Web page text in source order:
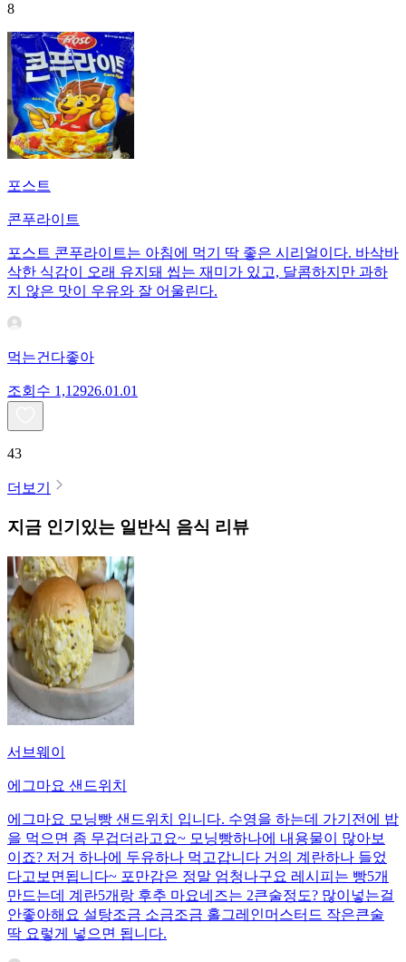
8
포스트
콘푸라이트
포스트 콘푸라이트는 아침에 먹기 딱 좋은 시리얼이다. 바삭바
삭한 식감이 오래 유지돼 씹는 재미가 있고, 달콤하지만 과하
지 않은 맛이 우유와 잘 어울린다.
먹는건다좋아
조회수 1,12926.01.01
43
더보기
지금 인기있는 일반식 음식 리뷰
서브웨이
에그마요 샌드위치
에그마요 모닝빵 샌드위치 입니다. 수영을 하는데 가기전에 밥
을 먹으면 좀 무겁더라고요~ 모닝빵하나에 내용물이 많아보
이죠? 저거 하나에 두유하나 먹고갑니다 거의 계란하나 들었
다고보면됩니다~ 포만감은 정말 엄청나구요 레시피는 빵5개
만드는데 계란5개랑 후추 마요네즈는 2큰술정도? 많이넣는걸
안좋아해요 설탕조금 소금조금 홀그레인머스터드 작은큰술
딱 요렇게 넣으면 됩니다.